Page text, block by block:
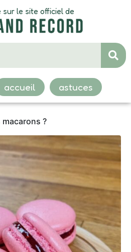
sur le site officiel de
accueil astuces
?